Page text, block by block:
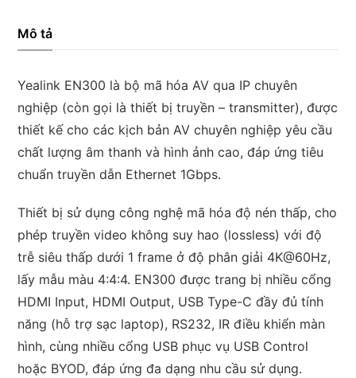
cho
AV
số
lượng
Mô tả
Yealink EN300 là bộ mã hóa AV qua IP chuyên
nghiệp (còn gọi là thiết bị truyền – transmitter), được
thiết kế cho các kịch bản AV chuyên nghiệp yêu cầu
chất lượng âm thanh và hình ảnh cao, đáp ứng tiêu
chuẩn truyền dẫn Ethernet 1Gbps.
Thiết bị sử dụng công nghệ mã hóa độ nén thấp, cho
phép truyền video không suy hao (lossless) với độ
trễ siêu thấp dưới 1 frame ở độ phân giải 4K@60Hz,
lấy mẫu màu 4:4:4. EN300 được trang bị nhiều cổng
HDMI Input, HDMI Output, USB Type-C đầy đủ tính
năng (hỗ trợ sạc laptop), RS232, IR điều khiển màn
hình, cùng nhiều cổng USB phục vụ USB Control
hoặc BYOD, đáp ứng đa dạng nhu cầu sử dụng.